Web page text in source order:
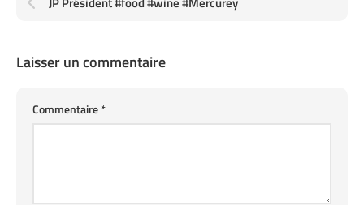
Laisser un commentaire
Commentaire*